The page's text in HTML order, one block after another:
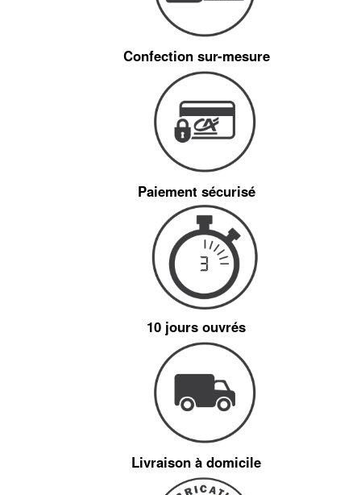
Confection sur-mesure
Paiement sécurisé
10 jours ouvrés
Livraison à domicile